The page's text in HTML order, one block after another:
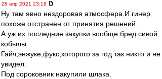
28 апр 2021 23:18
Ну там явно нездоровая атмосфера.И гинер
похоже отстранен от принятия решений.
А уж их последние закупки вообще бред сивой
кобылы.
Гайч,энжуке,фукс,которого за год так никто и не
увидел.
Под сороковник накупили шлака.